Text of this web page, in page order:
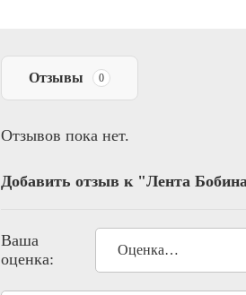
Отзывы 0
Отзывов пока нет.
Добавить отзыв к "Лента
Ваша
оценка: